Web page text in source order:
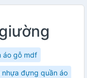
áo gỗ mdf
nhựa đựng quần áo